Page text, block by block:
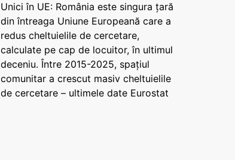
Unici în UE: România este singura țară
din întreaga Uniune Europeană care a
redus cheltuielile de cercetare,
calculate pe cap de locuitor, în ultimul
deceniu. Între 2015-2025, spațiul
comunitar a crescut masiv cheltuielile
de cercetare – ultimele date Eurostat